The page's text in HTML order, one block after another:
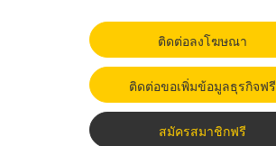
ติดต่อลงโฆษณา
ติดต่อขอเพิ่มข้อมูลธุรกิจฟรี
สมัครสมาชิกฟรี